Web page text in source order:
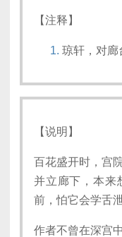
【注释】
琼轩，对廊
【说明】
百花盛开时，宫
并立廊下，本来
前，怕它会学舌
作者不曾在深宫